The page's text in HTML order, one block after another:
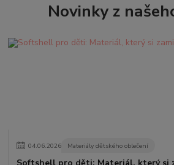
Novinky z
04.06.2026 Materiály dětského oblečení